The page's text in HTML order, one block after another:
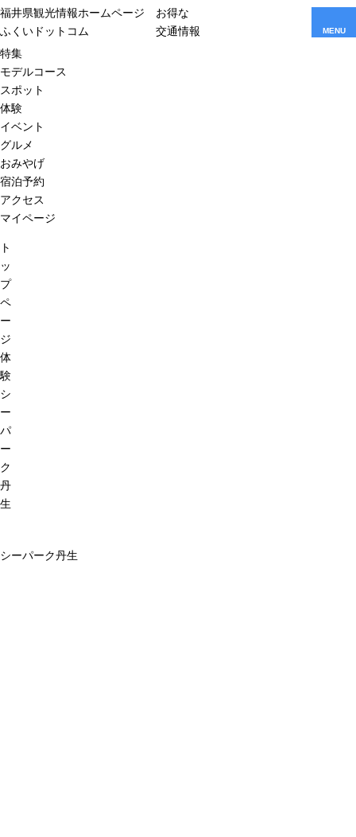
福井県観光情報ホームページ
ふくいドットコム
お得な
交通情報
MENU
特集
モデルコース
スポット
体験
イベント
グルメ
おみやげ
宿泊予約
アクセス
マイページ
ト
ッ
プ
ペ
ー
ジ
体
験
シ
ー
パ
ー
ク
丹
生
シーパーク丹生